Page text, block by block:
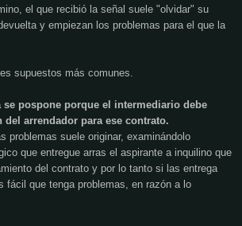
el que recibió la señal suele "olvidar" su
y empiezan los problemas para el que la
supuestos más comunes.
se pospone porque el intermediario debe
del arrendador para ese contrato.
problemas suele originar, examinándolo
que entregue arras el aspirante a inquilino que
del contrato y por lo tanto si las entrega
fácil que tenga problemas, en razón a lo